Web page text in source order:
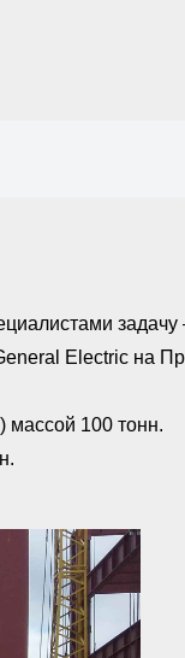
задачу
Electric на
массой 100 тонн.